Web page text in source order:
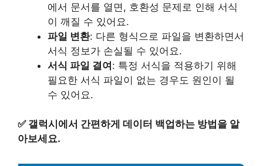
에서 문서를 열면, 호환성 문제로 인해 서식
이 깨질 수 있어요.
파일 변환: 다른 형식으로 파일을 변환하면서
서식 정보가 손실될 수 있어요.
서식 파일 결여: 특정 서식을 적용하기 위해
필요한 서식 파일이 없는 경우도 원인이 될
수 있어요.
✅ 갤럭시에서 간편하게 데이터 백업하는 방법을 알
아보세요.